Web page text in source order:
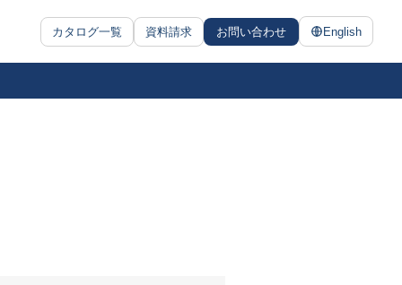
カタログ一覧 資料請求 お問い合わせ English